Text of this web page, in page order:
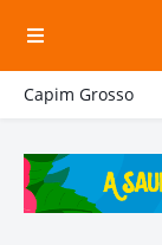
Capim Grosso